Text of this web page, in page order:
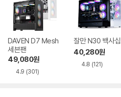
DAVEN D7 Mesh
세븐팬
49,080원
4.9 (301)
잘만 N30 백사십
40,280원
4.8 (121)